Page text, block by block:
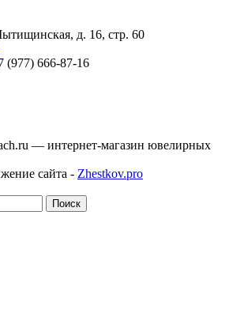
д. 16, стр. 60
(977) 666-87-16
— интернет-магазин ювелирных
сайта - Zhestkov.pro
Поиск